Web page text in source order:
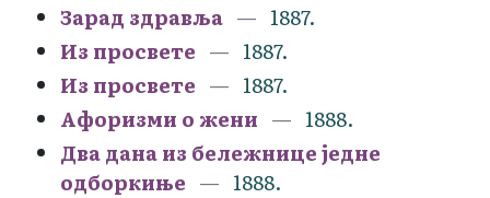
Зарад здравља
1887.
Из просвете
1887.
Из просвете
1887.
Афоризми о жени
1888.
Два дана из бележнице једне
одборкиње
1888.